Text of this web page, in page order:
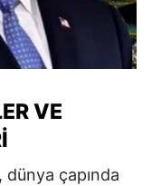
VE
dünya çapında